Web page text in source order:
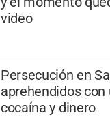
video
Persecución en
aprehendidos con
cocaína y dinero